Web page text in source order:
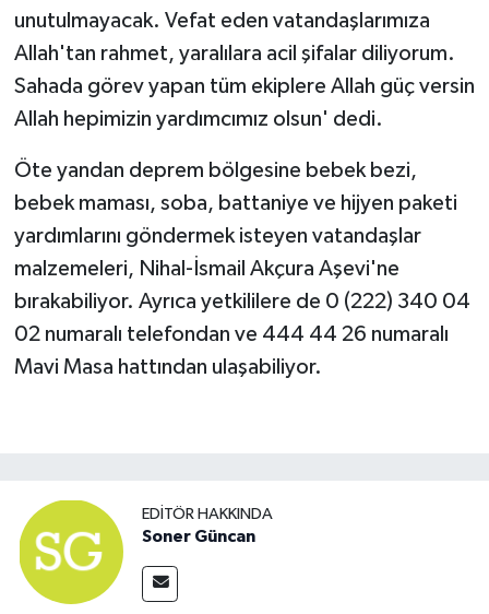
unutulmayacak. Vefat eden vatandaşlarımıza
Allah'tan rahmet, yaralılara acil şifalar diliyorum.
Sahada görev yapan tüm ekiplere Allah güç versin
Allah hepimizin yardımcımız olsun' dedi.
Öte yandan deprem bölgesine bebek bezi,
bebek maması, soba, battaniye ve hijyen paketi
yardımlarını göndermek isteyen vatandaşlar
malzemeleri, Nihal-İsmail Akçura Aşevi'ne
bırakabiliyor. Ayrıca yetkililere de 0 (222) 340 04
02 numaralı telefondan ve 444 44 26 numaralı
Mavi Masa hattından ulaşabiliyor.
EDITÖR HAKKINDA
Soner Güncan